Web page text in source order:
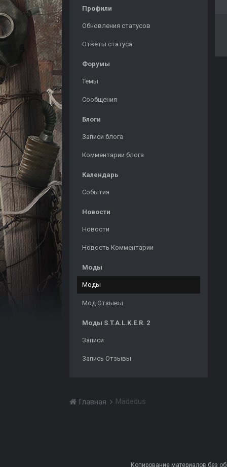
Профили
Обновления статусов
Ответы статуса
Форумы
Темы
Сообщения
Блоги
Записи блога
Комментарии блога
Календарь
События
Новости
Новости
Новость Комментарии
Моды
Моды
Мод Отзывы
Моды S.T.A.L.K.E.R. 2
Записи
Запись Отзывы
Главная Madedus
Копирование материалов без